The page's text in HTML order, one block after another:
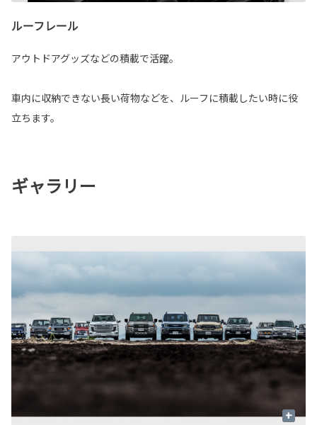
ルーフレール
アウトドアグッズなどの積載で活躍。
車内に収納できない長い荷物などを、ルーフに積載したい時に役
立ちます。
ギャラリー
+